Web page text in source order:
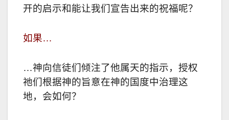
开的启示和能让我们宣告出来的祝福呢？
如果…
…神向信徒们倾注了他属天的指示，授权
祂们根据神的旨意在神的国度中治理这
地，会如何？